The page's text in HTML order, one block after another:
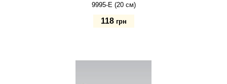
9995-E (20 см)
118 грн